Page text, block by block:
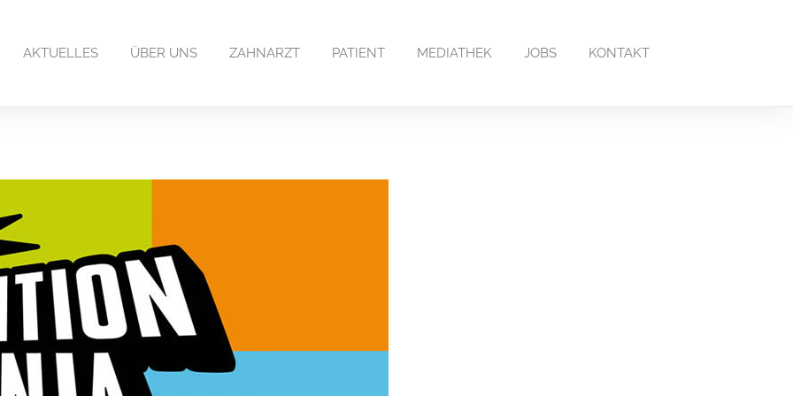
AKTUELLES ÜBER UNS ZAHNARZT PATIENT MEDIATHEK JOBS KONTAKT